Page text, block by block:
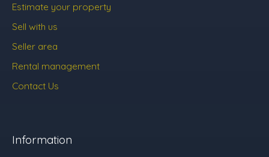
Estimate your property
Sell with us
Seller area
Rental management
Contact Us
Information